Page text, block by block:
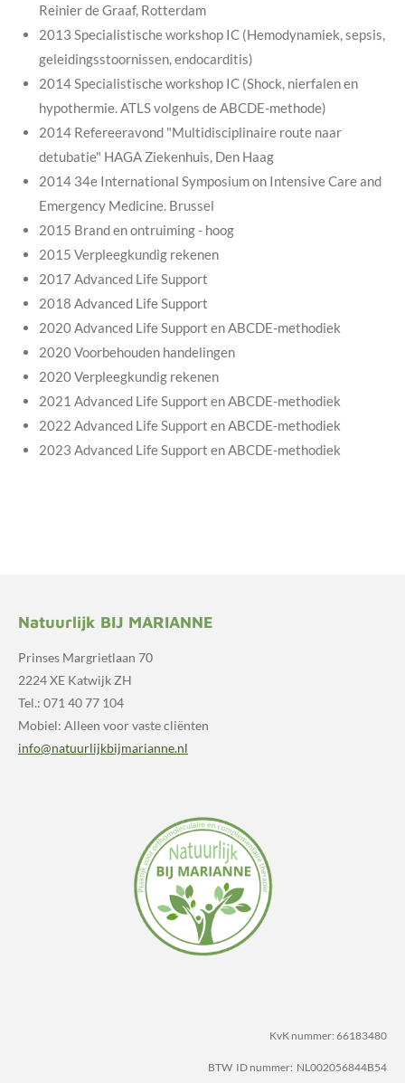
Reinier de Graaf, Rotterdam
2013 Specialistische workshop IC (Hemodynamiek, sepsis,
geleidingsstoornissen, endocarditis)
2014 Specialistische workshop IC (Shock, nierfalen en
hypothermie. ATLS volgens de ABCDE-methode)
2014 Refereeravond "Multidisciplinaire route naar
detubatie" HAGA Ziekenhuis, Den Haag
2014 34e International Symposium on Intensive Care and
Emergency Medicine. Brussel
2015 Brand en ontruiming - hoog
2015 Verpleegkundig rekenen
2017 Advanced Life Support
2018 Advanced Life Support
2020 Advanced Life Support en ABCDE-methodiek
2020 Voorbehouden handelingen
2020 Verpleegkundig rekenen
2021 Advanced Life Support en ABCDE-methodiek
2022 Advanced Life Support en ABCDE-methodiek
2023 Advanced Life Support en ABCDE-methodiek
Natuurlijk BIJ MARIANNE
Prinses Margrietlaan 70
2224 XE Katwijk ZH
Tel.: 071 40 77 104
Mobiel: Alleen voor vaste cliënten
info@natuurlijkbijmarianne.nl
KvK nummer: 66183480
BTW ID nummer: NL002056844B54